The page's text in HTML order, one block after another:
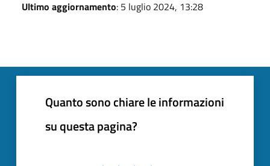
Ultimo aggiornamento: 5 luglio 2024, 13:28
Quanto sono chiare le informazioni
su questa pagina?